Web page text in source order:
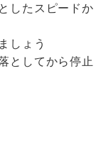
したスピードか
しょう
としてから停止